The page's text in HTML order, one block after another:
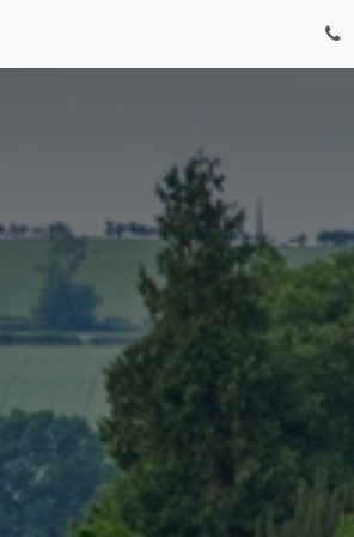
Contact